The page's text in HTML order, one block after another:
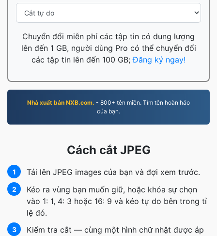
Chuyển đổi miễn phí các tập tin có dung lượng
lên đến 1 GB, người dùng Pro có thể chuyển đổi
các tập tin lên đến 100 GB;Đăng ký ngay!
Nhà xuất bản NXB.com. - 800+ tên miền. Tìm tên hoàn hảo
của bạn.
Cách cắt JPEG
1 Tải lên JPEG images của bạn và đợi xem trước.
2
Kéo ra vùng bạn muốn giữ, hoặc khóa sự chọn
vào 1: 1, 4: 3 hoặc 16: 9 và kéo tự do bên trong tỉ
lệ đó.
3
Kiểm tra cắt — cùng một hình chữ nhật được áp